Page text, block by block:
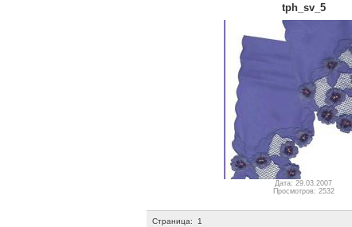
tph_sv_5
Дата: 29.03.2007
Просмотров: 2532
Страница: 1